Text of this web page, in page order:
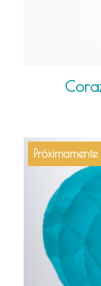
Próximamente